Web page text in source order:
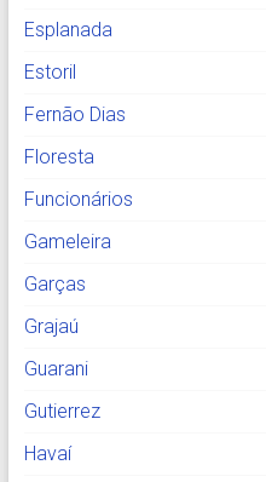
Esplanada
Estoril
Fernão Dias
Floresta
Funcionários
Gameleira
Garças
Grajaú
Guarani
Gutierrez
Havaí